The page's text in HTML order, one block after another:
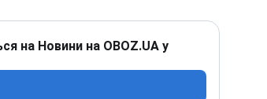
на Новини на OBOZ.UA у